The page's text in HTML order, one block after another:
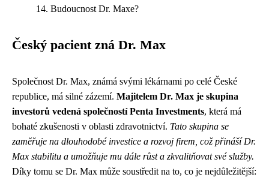
Budoucnost Dr. Maxe?
Český pacient zná Dr. Max
Společnost Dr. Max, známá svými lékárnami po celé České
republice, má silné zázemí. Majitelem Dr. Max je skupina
investorů vedená společností Penta Investments, která má
bohaté zkušenosti v oblasti zdravotnictví. Tato skupina se
zaměřuje na dlouhodobé investice a rozvoj firem, což přináší Dr.
Max stabilitu a umožňuje mu dále růst a zkvalitňovat své služby.
Díky tomu se Dr. Max může soustředit na to, co je nejdůležitější: